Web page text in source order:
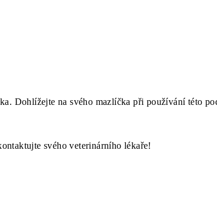
Dohlížejte na svého mazlíčka při používání této
svého veterinárního lékaře!